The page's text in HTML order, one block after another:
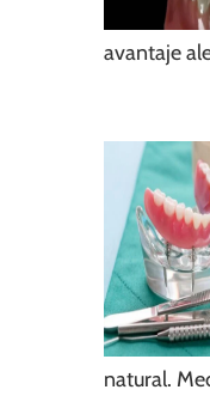
avantaje
natural.